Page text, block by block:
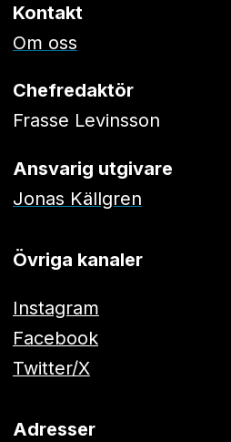
Kontakt
Om oss
Chefredaktör
Frasse Levinsson
Ansvarig utgivare
Jonas Källgren
Övriga kanaler
Instagram
Facebook
Twitter/X
Adresser